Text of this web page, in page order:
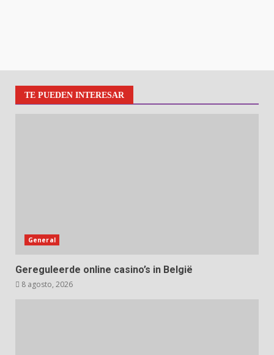
TE PUEDEN INTERESAR
General
Gereguleerde online casino’s in België
8 agosto, 2026